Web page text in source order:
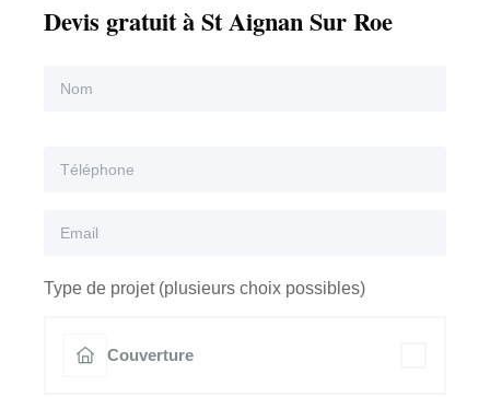
Devis gratuit à St Aignan Sur Roe
Type de projet (plusieurs choix possibles)
Couverture